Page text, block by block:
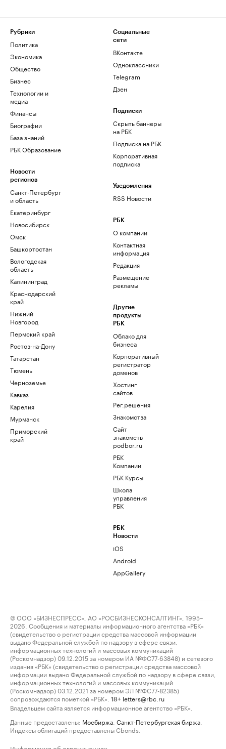
Рубрики
Политика
Экономика
Общество
Бизнес
Технологии и
медиа
Финансы
Биографии
База знаний
РБК Образование
Новости
регионов
Санкт-Петербург
и область
Екатеринбург
Новосибирск
Омск
Башкортостан
Вологодская
область
Калининград
Краснодарский
край
Нижний
Новгород
Пермский край
Ростов-на-Дону
Татарстан
Тюмень
Черноземье
Кавказ
Карелия
Мурманск
Приморский
край
Социальные
сети
ВКонтакте
Одноклассники
Telegram
Дзен
Подписки
Скрыть баннеры
на РБК
Подписка на РБК
Корпоративная
подписка
Уведомления
RSS Новости
РБК
О компании
Контактная
информация
Редакция
Размещение
рекламы
Другие
продукты
РБК
Облако для
бизнеса
Корпоративный
регистратор
доменов
Хостинг
сайтов
Рег.решения
Знакомства
Сайт
знакомств
podbor.ru
РБК
Компании
РБК Курсы
Школа
управления
РБК
РБК
Новости
iOS
Android
AppGallery
© ООО «БИЗНЕСПРЕСС», АО «РОСБИЗНЕСКОНСАЛТИНГ», 1995–
2026. Сообщения и материалы информационного агентства «РБК»
(свидетельство о регистрации средства массовой информации
выдано Федеральной службой по надзору в сфере связи,
информационных технологий и массовых коммуникаций
(Роскомнадзор) 09.12.2015 за номером ИА №ФС77-63848) и сетевого
издания «РБК» (свидетельство о регистрации средства массовой
информации выдано Федеральной службой по надзору в сфере связи,
информационных технологий и массовых коммуникаций
(Роскомнадзор) 03.12.2021 за номером ЭЛ №ФС77-82385)
сопровождаются пометкой «РБК».
18+ letters@rbc.ru
Владельцем сайта является информационное агентство «РБК».
Данные предоставлены: Мосбиржа Санкт-Петербургская биржа
Индексы облигаций предоставлены Cbonds.